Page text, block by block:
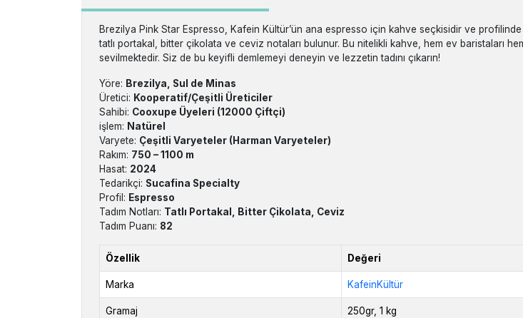
Brezilya Pink Star Espresso, Kafein Kültür’ün ana espresso için kahve seçkisidir ve
tatlı portakal, bitter çikolata ve ceviz notaları bulunur. Bu nitelikli kahve, hem ev baristaları
sevilmektedir. Siz de bu keyifli demlemeyi deneyin ve lezzetin tadını çıkarın!
Yöre: Brezilya, Sul de Minas
Üretici: Kooperatif/Çeşitli Üreticiler
Sahibi: Cooxupe Üyeleri (12000 Çiftçi)
işlem: Natürel
Varyete: Çeşitli Varyeteler (Harman Varyeteler)
Rakım: 750 – 1100 m
Hasat: 2024
Tedarikçi: Sucafina Specialty
Profil: Espresso
Tadım Notları: Tatlı Portakal, Bitter Çikolata, Ceviz
Tadım Puanı: 82
Özellik Değeri
Marka KafeinKültür
Gramaj 250gr, 1 kg